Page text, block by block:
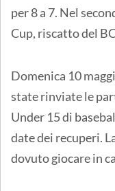
per 8 a 7. Nel
Cup, riscatto del
Domenica 10
state rinviate le
Under 15 di
date dei recuperi.
dovuto giocare in